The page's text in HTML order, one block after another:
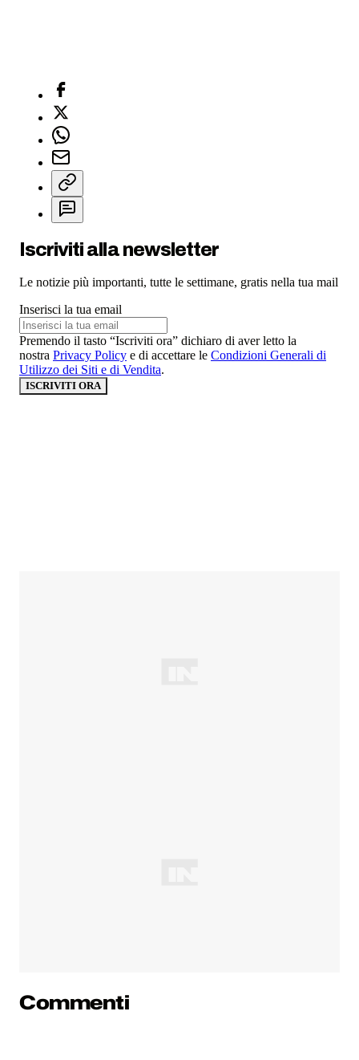
Iscriviti alla newsletter
Le notizie più importanti, tutte le settimane, gratis nella tua mail
Inserisci la tua email
Premendo il tasto “Iscriviti ora” dichiaro di aver letto la
nostra Privacy Policy e di accettare le Condizioni Generali di
Utilizzo dei Siti e di Vendita.
ISCRIVITI ORA
Commenti